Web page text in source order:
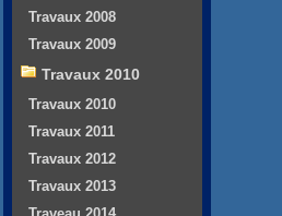
Travaux 2008
Travaux 2009
Travaux 2010
Travaux 2010
Travaux 2011
Travaux 2012
Travaux 2013